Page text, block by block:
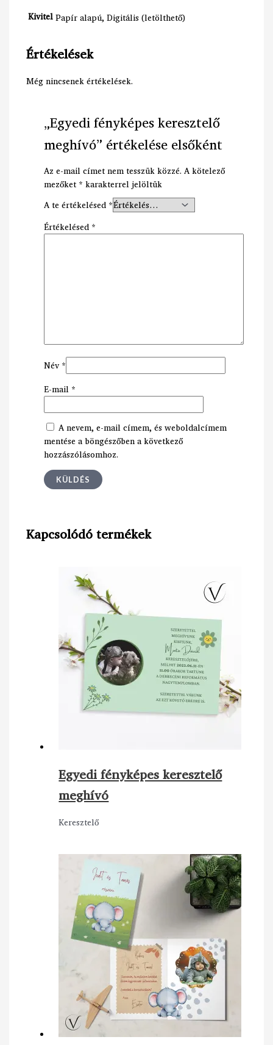
KivitelPapír alapú, Digitális (letölthető)
Értékelések
Még nincsenek értékelések.
„Egyedi fényképes keresztelő
meghívó” értékelése elsőként
Az e-mail címet nem tesszük közzé. A kötelező
mezőket * karakterrel jelöltük
A te értékelésed *
Értékelésed *
Név *
E-mail *
A nevem, e-mail címem, és weboldalcímem
mentése a böngészőben a következő
hozzászólásomhoz.
Kapcsolódó termékek
Egyedi fényképes keresztelő
meghívó
Keresztelő